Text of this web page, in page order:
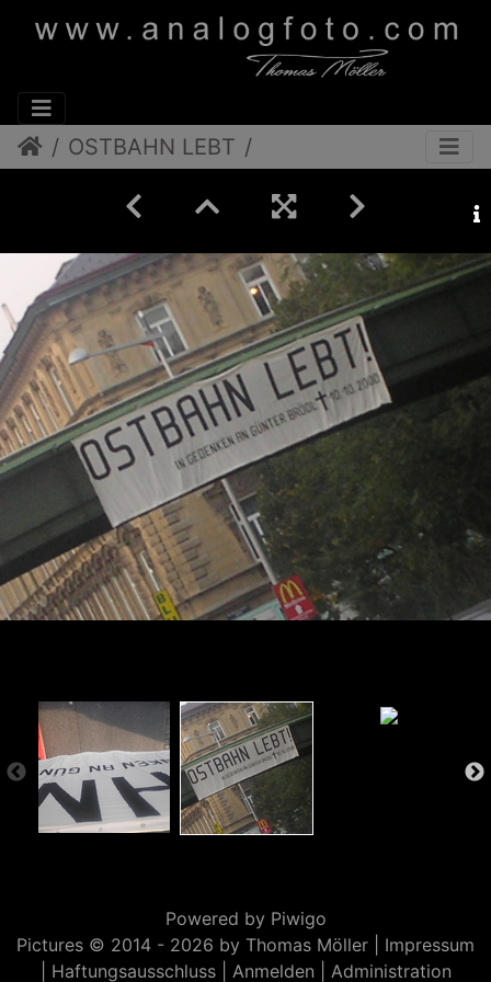
OSTBAHN LEBT
Powered by Piwigo
Pictures © 2014 - 2026 by Thomas Möller | Impressum
Haftungsausschluss| Anmelden Administration